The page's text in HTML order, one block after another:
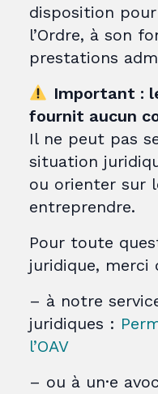
disposition
l’Ordre, à son
prestations
Important :
fournit aucun
Il ne peut pas
situation
ou orienter sur
entreprendre.
Pour toute
juridique, merci
– à notre
juridiques :
l’OAV
– ou à un·e